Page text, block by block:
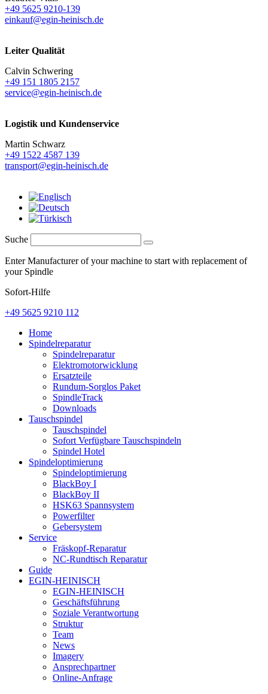
+49 5625 9210-139
einkauf@egin-heinisch.de
Leiter Qualität
Calvin Schwering
+49 151 1805 2157
service@egin-heinisch.de
Logistik und Kundenservice
Martin Schwarz
+49 1522 4587 139
transport@egin-heinisch.de
Suche
Enter Manufacturer of your machine to start with replacement of
your Spindle
Sofort-Hilfe
+49 5625 9210 112
Home
Spindelreparatur
Spindelreparatur
Elektromotorwicklung
Ersatzteile
Rundum-Sorglos Paket
SpindleTrack
Downloads
Tauschspindel
Tauschspindel
Sofort Verfügbare Tauschspindeln
Spindel Hotel
Spindeloptimierung
Spindeloptimierung
BlackBoy I
BlackBoy II
HSK63 Spannsystem
Powerfilter
Gebersystem
Service
Fräskopf-Reparatur
NC-Rundtisch Reparatur
Guide
EGIN-HEINISCH
EGIN-HEINISCH
Geschäftsführung
Soziale Verantwortung
Struktur
Team
News
Imagery
Ansprechpartner
Online-Anfrage